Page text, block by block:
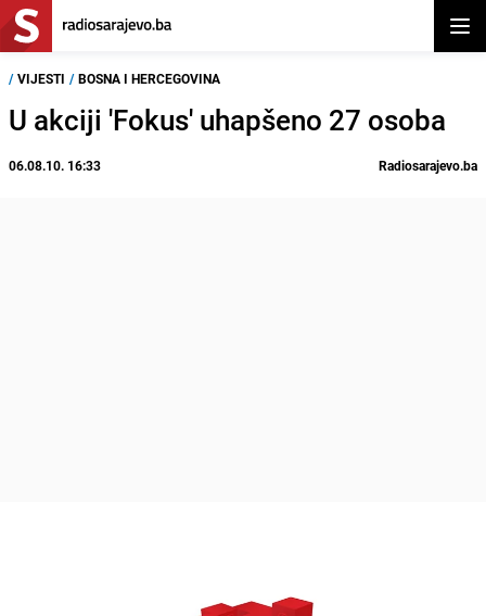
/ VIJESTI / BOSNA I HERCEGOVINA
U akciji 'Fokus' uhapšeno 27 osoba
06.08.10. 16:33 Radiosarajevo.ba